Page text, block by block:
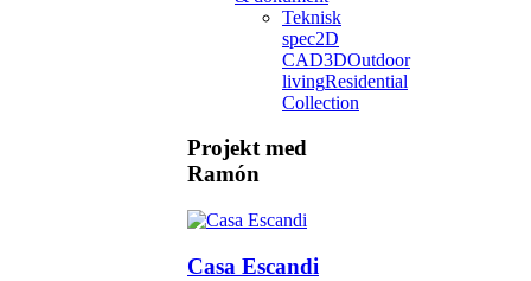
Teknisk
spec2D
CAD3DOutdoor
livingResidential
Collection
Projekt med
Ramón
Casa Escandi